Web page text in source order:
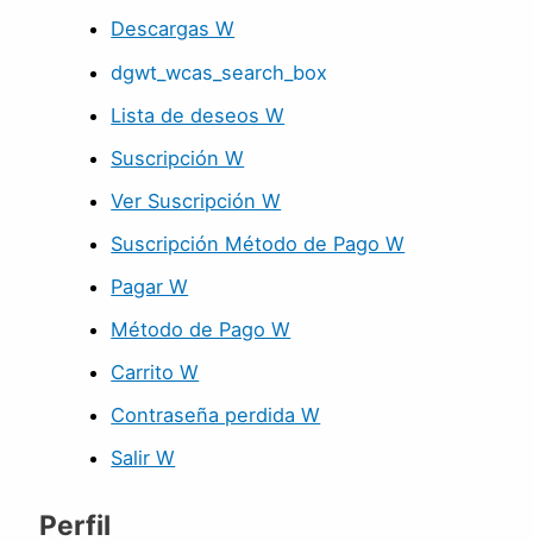
Descargas W
dgwt_wcas_search_box
Lista de deseos W
Suscripción W
Ver Suscripción W
Suscripción Método de Pago W
Pagar W
Método de Pago W
Carrito W
Contraseña perdida W
Salir W
Perfil